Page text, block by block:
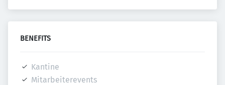
BENEFITS
Kantine
Mitarbeiterevents